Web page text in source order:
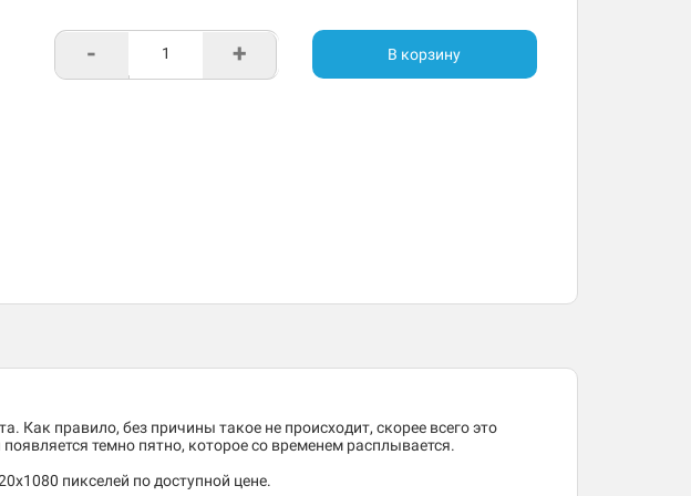
- + В корзину
Как правило, без причины такое не происходит, скорее всего это
темно пятно, которое со временем расплывается.
пикселей по доступной цене.